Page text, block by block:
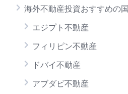
海外不動産投資おすすめの国
エジプト不動産
フィリピン不動産
ドバイ不動産
アブダビ不動産